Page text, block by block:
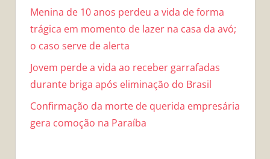
Menina de 10 anos perdeu a vida de forma
trágica em momento de lazer na casa da avó;
o caso serve de alerta
Jovem perde a vida ao receber garrafadas
durante briga após eliminação do Brasil
Confirmação da morte de querida empresária
gera comoção na Paraíba